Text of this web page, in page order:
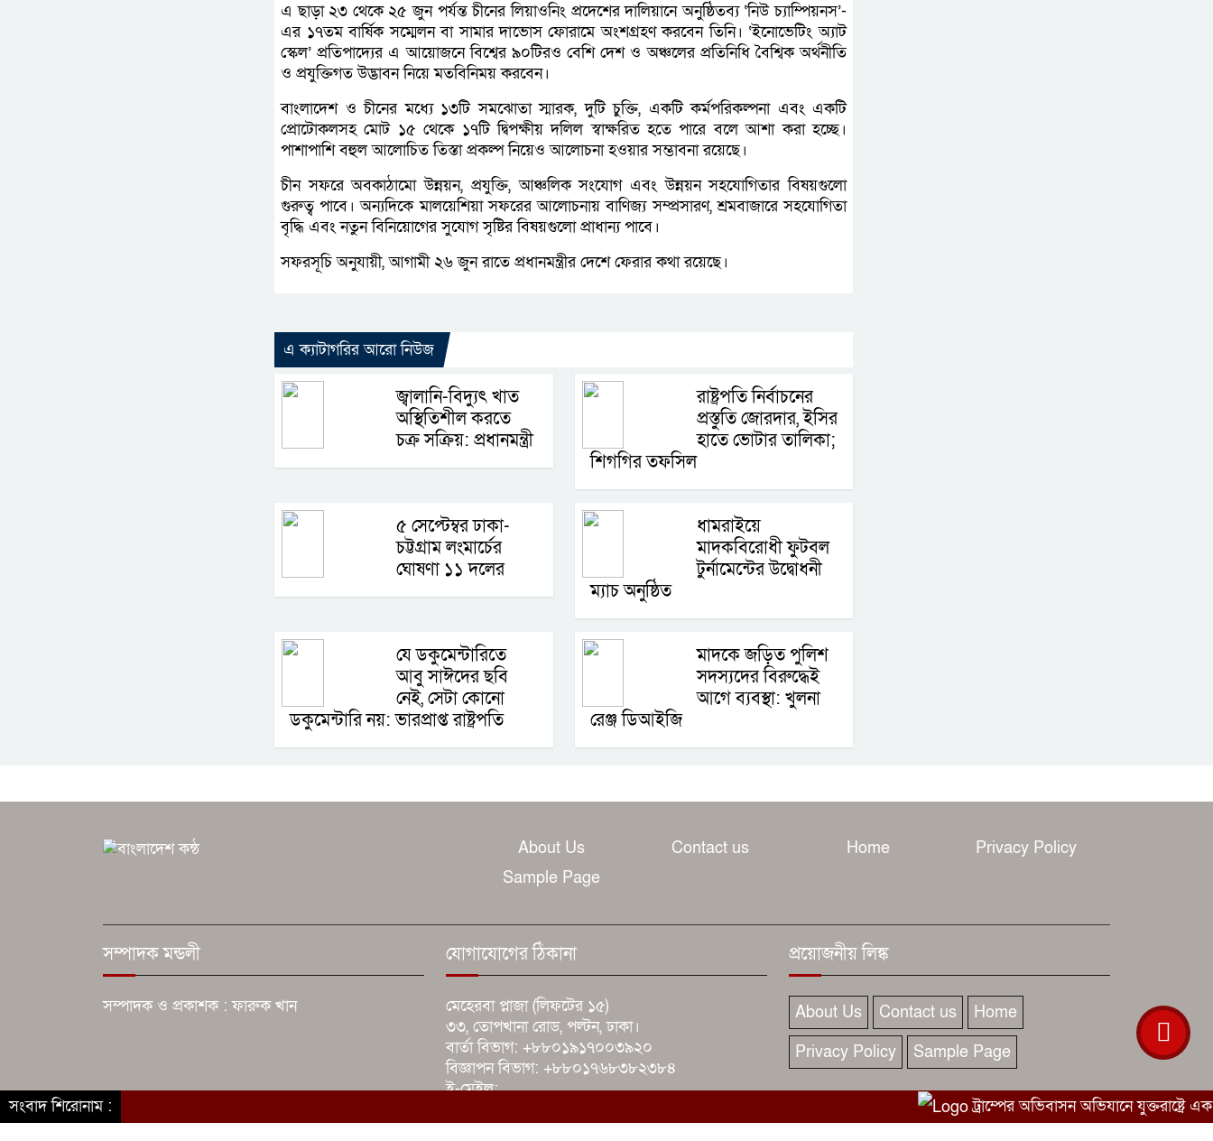
এ ছাড়া ২৩ থেকে ২৫ জুন পর্যন্ত চীনের লিয়াওনিং প্রদেশের দালিয়ানে অনুষ্ঠিতব্য ‘নিউ চ্যাম্পিয়নস’-
এর ১৭তম বার্ষিক সম্মেলন বা সামার দাভোস ফোরামে অংশগ্রহণ করবেন তিনি। ‘ইনোভেটিং অ্যাট
স্কেল’ প্রতিপাদ্যের এ আয়োজনে বিশ্বের ৯০টিরও বেশি দেশ ও অঞ্চলের প্রতিনিধি বৈশ্বিক অর্থনীতি
ও প্রযুক্তিগত উদ্ভাবন নিয়ে মতবিনিময় করবেন।
বাংলাদেশ ও চীনের মধ্যে ১৩টি সমঝোতা স্মারক, দুটি চুক্তি, একটি কর্মপরিকল্পনা এবং একটি
প্রোটোকলসহ মোট ১৫ থেকে ১৭টি দ্বিপক্ষীয় দলিল স্বাক্ষরিত হতে পারে বলে আশা করা হচ্ছে।
পাশাপাশি বহুল আলোচিত তিস্তা প্রকল্প নিয়েও আলোচনা হওয়ার সম্ভাবনা রয়েছে।
চীন সফরে অবকাঠামো উন্নয়ন, প্রযুক্তি, আঞ্চলিক সংযোগ এবং উন্নয়ন সহযোগিতার বিষয়গুলো
গুরুত্ব পাবে। অন্যদিকে মালয়েশিয়া সফরের আলোচনায় বাণিজ্য সম্প্রসারণ, শ্রমবাজারে সহযোগিতা
বৃদ্ধি এবং নতুন বিনিয়োগের সুযোগ সৃষ্টির বিষয়গুলো প্রাধান্য পাবে।
সফরসূচি অনুযায়ী, আগামী ২৬ জুন রাতে প্রধানমন্ত্রীর দেশে ফেরার কথা রয়েছে।
এ ক্যাটাগরির আরো নিউজ
জ্বালানি-বিদ্যুৎ খাত
অস্থিতিশীল করতে
চক্র সক্রিয়: প্রধানমন্ত্রী
রাষ্ট্রপতি নির্বাচনের
প্রস্তুতি জোরদার, ইসির
হাতে ভোটার তালিকা;
শিগগির তফসিল
৫ সেপ্টেম্বর ঢাকা-
চট্টগ্রাম লংমার্চের
ঘোষণা ১১ দলের
ধামরাইয়ে
মাদকবিরোধী ফুটবল
টুর্নামেন্টের উদ্বোধনী
ম্যাচ অনুষ্ঠিত
যে ডকুমেন্টারিতে
আবু সাঈদের ছবি
নেই, সেটা কোনো
ডকুমেন্টারি নয়: ভারপ্রাপ্ত রাষ্ট্রপতি
মাদকে জড়িত পুলিশ
সদস্যদের বিরুদ্ধেই
আগে ব্যবস্থা: খুলনা
রেঞ্জ ডিআইজি
About Us Contact us Home
Privacy Policy
Sample Page
সম্পাদক মন্ডলী
সম্পাদক ও প্রকাশক : ফারুক খান
যোগাযোগের ঠিকানা
মেহেরবা প্লাজা (লিফটের ১৫)
৩৩, তোপখানা রোড, পল্টন, ঢাকা।
বার্তা বিভাগ: +৮৮০১৯১৭০০৩৯২০
বিজ্ঞাপন বিভাগ: +৮৮০১৭৬৮৩৮২৩৮৪
ই-মেইল:
প্রয়োজনীয় লিঙ্ক
About Us Contact us
Home
Privacy Policy
Sample Page
সংবাদ শিরোনাম : ট্রাম্পের অভিবাসন অভিযানে যুক্তরাষ্ট্রে এক